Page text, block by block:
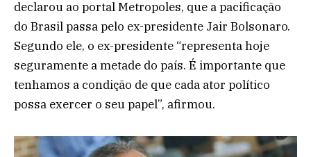
declarou ao portal Metropoles, que a pacificação
do Brasil passa pelo ex-presidente Jair Bolsonaro.
Segundo ele, o ex-presidente “representa hoje
seguramente a metade do país. É importante que
tenhamos a condição de que cada ator político
possa exercer o seu papel”, afirmou.